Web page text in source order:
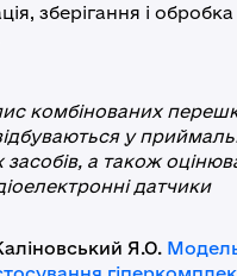
зберігання і обробка
комбінованих
у
а також
датчики
Я.О.